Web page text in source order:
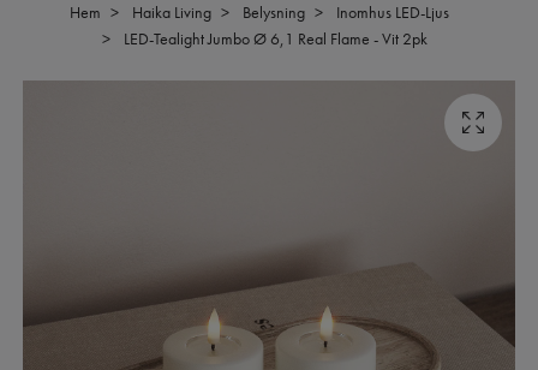
Hem Haika Living Belysning
Inomhus LED-Ljus
LED-Tealight Jumbo Ø 6,1 Real Flame - Vit 2pk